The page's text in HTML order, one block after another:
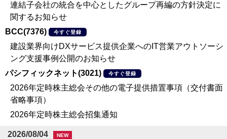
連結子会社の統合を中心としたグループ再編の方針決定に
関するお知らせ
BCC(7376)
今すぐ登録
建設業界向けDXサービス提供企業へのIT営業アウトソーシ
ング支援事例公開のお知らせ
パシフィックネット(3021)
今すぐ登録
2026年定時株主総会その他の電子提供措置事項（交付書面
省略事項）
2026年定時株主総会招集通知
2026/08/04 NEW